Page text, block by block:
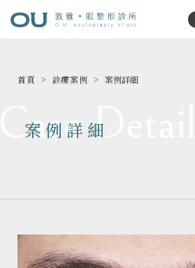
首頁 診療案例 案例詳細
Details
案例詳細